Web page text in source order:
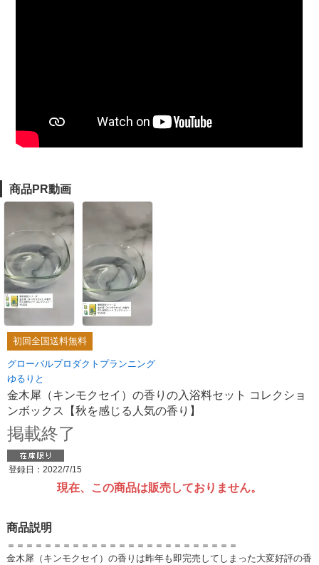
商品PR動画
初回全国送料無料
グローバルプロダクトプランニング
ゆるりと
金木犀（キンモクセイ）の香りの入浴料セット コレクショ
ンボックス【秋を感じる人気の香り】
掲載終了
登録日：2022/7/15
現在、この商品は販売しておりません。
商品説明
＝＝＝＝＝＝＝＝＝＝＝＝＝＝＝＝＝＝＝＝＝＝＝＝＝
金木犀（キンモクセイ）の香りは昨年も即完売してしまった大変好評の香